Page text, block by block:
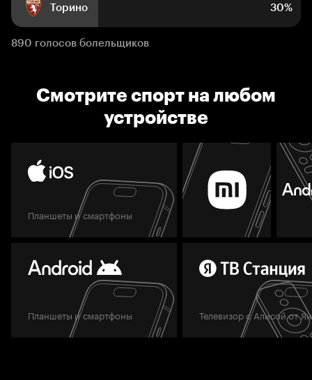
Торино 30%
890 голосов болельщиков
Смотрите спорт на любом
устройстве
Планшеты и смартфоны
Планшеты и смартфоны Телевизор с Алисой от